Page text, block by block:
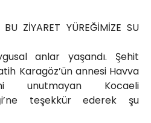
ZİYARET YÜREĞİMİZE SU
anlar yaşandı. Şehit
Karagöz’ün annesi Havva
unutmayan Kocaeli
teşekkür ederek şu